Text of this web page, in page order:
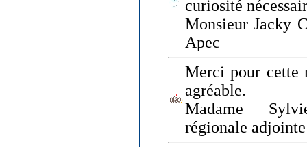
curiosité
Monsieur Jacky
Apec
Merci pour cette
agréable.
Madame
régionale